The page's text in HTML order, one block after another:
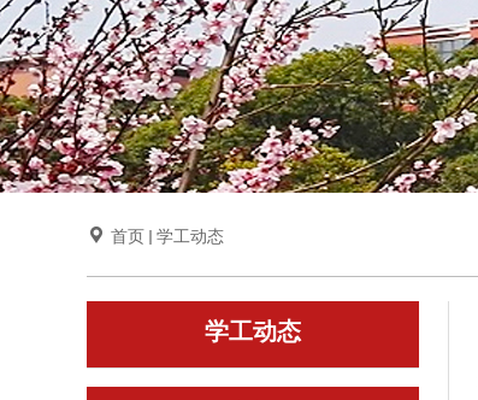
 首页 学工动态
学工动态